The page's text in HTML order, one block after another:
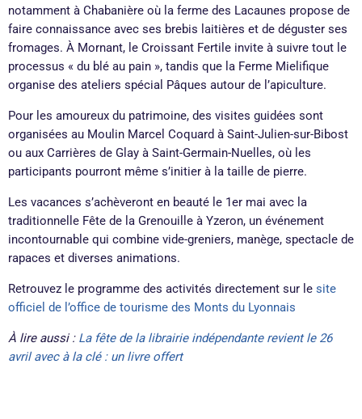
notamment à Chabanière où la ferme des Lacaunes propose de
faire connaissance avec ses brebis laitières et de déguster ses
fromages. À Mornant, le Croissant Fertile invite à suivre tout le
processus « du blé au pain », tandis que la Ferme Mielifique
organise des ateliers spécial Pâques autour de l’apiculture.
Pour les amoureux du patrimoine, des visites guidées sont
organisées au Moulin Marcel Coquard à Saint-Julien-sur-Bibost
ou aux Carrières de Glay à Saint-Germain-Nuelles, où les
participants pourront même s’initier à la taille de pierre.
Les vacances s’achèveront en beauté le 1er mai avec la
traditionnelle Fête de la Grenouille à Yzeron, un événement
incontournable qui combine vide-greniers, manège, spectacle de
rapaces et diverses animations.
Retrouvez le programme des activités directement sur le site
officiel de l’office de tourisme des Monts du Lyonnais
À lire aussi : La fête de la librairie indépendante revient le 26
avril avec à la clé : un livre offert